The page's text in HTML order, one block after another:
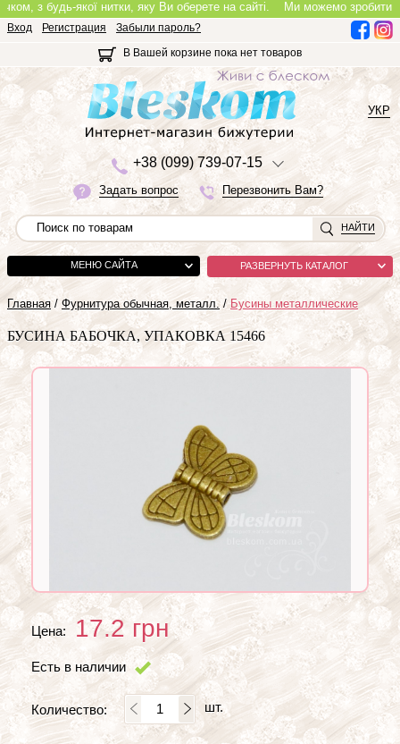
з будь-якої нитки, яку Ви оберете на сайті.Ми можемо зробити
Вход Регистрация
Забыли пароль?
В Вашей корзине пока нет товаров
+38 (099) 739-07-15
Задать вопрос Перезвонить Вам?
УКР
НАЙТИ
МЕНЮ САЙТА РАЗВЕРНУТЬ КАТАЛОГ
Главная / Фурнитура обычная, металл. / Бусины металлические
БУСИНА БАБОЧКА, УПАКОВКА 15466
Цена: 17.2 грн
Есть в наличии
Количество: шт.